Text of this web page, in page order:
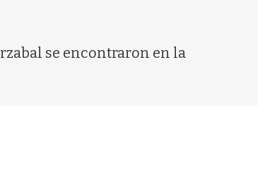
se encontraron en la